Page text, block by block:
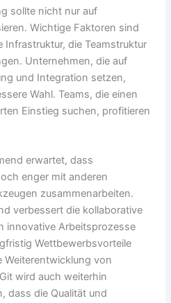
sollte nicht nur auf
Wichtige Faktoren sind
Infrastruktur, die Teamstruktur
Unternehmen, die auf
und Integration setzen,
Wahl. Teams, die einen
Einstieg suchen, profitieren
erwartet, dass
enger mit anderen
zusammenarbeiten.
verbessert die kollaborative
innovative Arbeitsprozesse
Wettbewerbsvorteile
Weiterentwicklung von
wird auch weiterhin
dass die Qualität und